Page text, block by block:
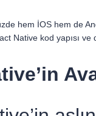
hem İOS hem de
Native kod yapısı